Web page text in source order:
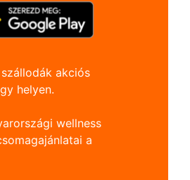
akciós
helyen.
wellness
a